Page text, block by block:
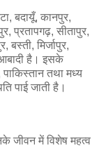
बदायूँ, कानपुर,
प्रतापगढ़, सीतापुर,
मिर्जापुर,
आबादी है। इसके
तथा मध्य
पाई जाती है।
जीवन में विशेष महत्व